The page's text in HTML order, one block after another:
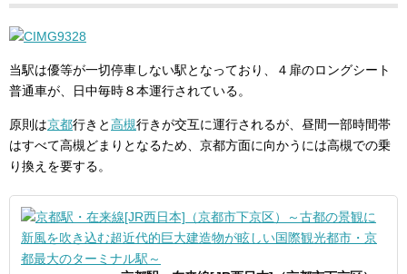
当駅は優等が一切停車しない駅となっており、４扉のロングシート
普通車が、日中毎時８本運行されている。
原則は京都行きと高槻行きが交互に運行されるが、昼間一部時間帯
はすべて高槻どまりとなるため、京都方面に向かうには高槻での乗
り換えを要する。